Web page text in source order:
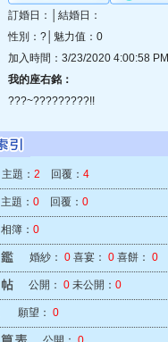
訂婚日：│結婚日：
性別：?│魅力值：0
加入時間：3/23/2020 4:00:58 PM
我的座右銘：
???~?????????!!
主題： 2 回覆： 4
主題： 0 回覆： 0
相簿： 0
婚紗： 0 喜宴： 0 喜餅： 0
公開： 0 未公開： 0
願望： 0